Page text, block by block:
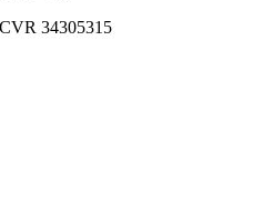
CVR 34305315